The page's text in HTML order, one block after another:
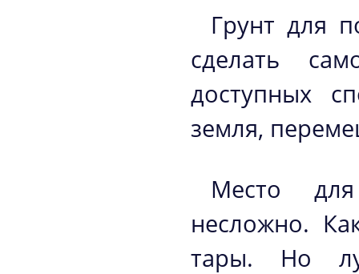
Грунт для
сделать
доступных
земля,
Место
несложно.
тары. Но